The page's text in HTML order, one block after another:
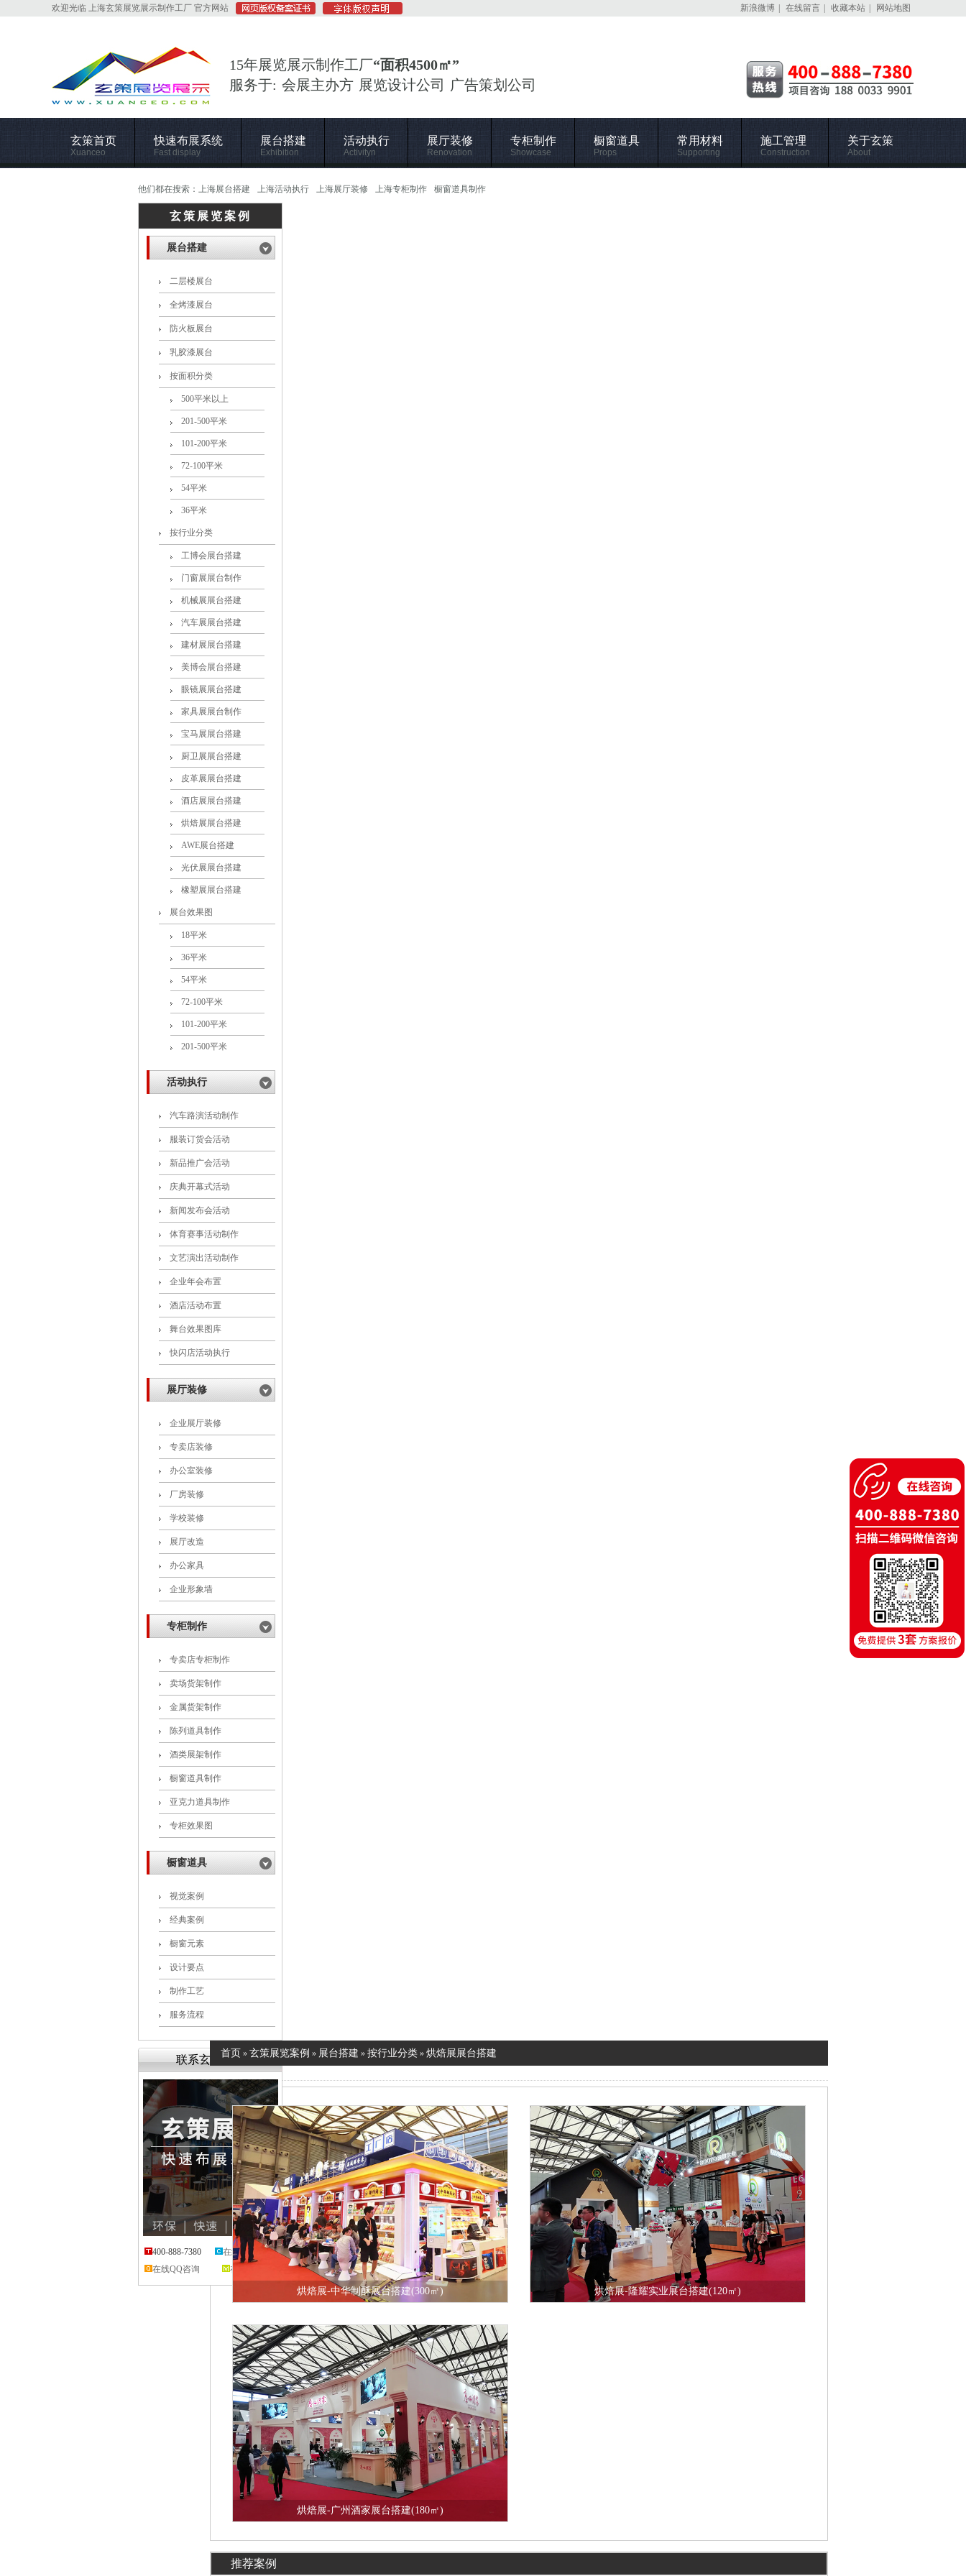
欢迎光临 上海玄策展览展示制作工厂 官方网站 新浪微博 在线留言 收藏本站 网站地图
15年展览展示制作工厂“面积4500㎡”
服务于: 会展主办方 展览设计公司 广告策划公司
玄策首页
Xuanceo
快速布展系统
Fast display
展台搭建
Exhibition
活动执行
Activityn
展厅装修
Renovation
专柜制作
Showcase
橱窗道具
Props
常用材料
Supporting
施工管理
Construction
关于玄策
About
他们都在搜索： 上海展台搭建 上海活动执行 上海展厅装修 上海专柜制作 橱窗道具制作
玄策展览案例
展台搭建
二层楼展台
全烤漆展台
防火板展台
乳胶漆展台
按面积分类
500平米以上
201-500平米
101-200平米
72-100平米
54平米
36平米
按行业分类
工博会展台搭建
门窗展展台制作
机械展展台搭建
汽车展展台搭建
建材展展台搭建
美博会展台搭建
眼镜展展台搭建
家具展展台制作
宝马展展台搭建
厨卫展展台搭建
皮革展展台搭建
酒店展展台搭建
烘焙展展台搭建
AWE展台搭建
光伏展展台搭建
橡塑展展台搭建
展台效果图
18平米
36平米
54平米
72-100平米
101-200平米
201-500平米
活动执行
汽车路演活动制作
服装订货会活动
新品推广会活动
庆典开幕式活动
新闻发布会活动
体育赛事活动制作
文艺演出活动制作
企业年会布置
酒店活动布置
舞台效果图库
快闪店活动执行
展厅装修
企业展厅装修
专卖店装修
办公室装修
厂房装修
学校装修
展厅改造
办公家具
企业形象墙
专柜制作
专卖店专柜制作
卖场货架制作
金属货架制作
陈列道具制作
酒类展架制作
橱窗道具制作
亚克力道具制作
专柜效果图
橱窗道具
视觉案例
经典案例
橱窗元素
设计要点
制作工艺
服务流程
联系玄策展览
400-888-7380
在线咨询
在线QQ咨询
在线留言
首页 » 玄策展览案例 » 展台搭建 » 按行业分类 » 烘焙展展台搭建
烘焙展-中华制酥展台搭建(300㎡) 烘焙展-隆耀实业展台搭建(120㎡)
烘焙展-广州酒家展台搭建(180㎡)
推荐案例